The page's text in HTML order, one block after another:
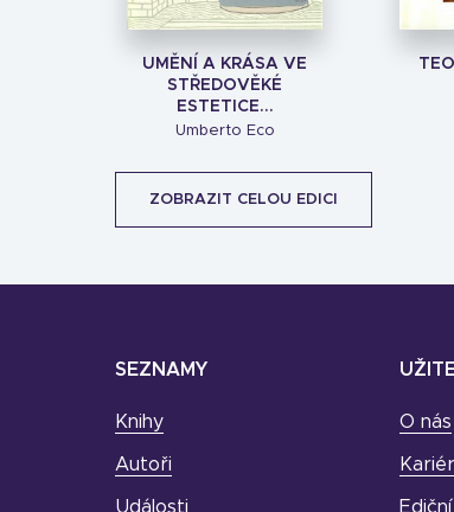
UMĚNÍ A KRÁSA VE
STŘEDOVĚKÉ
ESTETICE...
Umberto Eco
ZOBRAZIT CELOU EDICI
SEZNAMY
Knihy
Autoři
Události
O nás